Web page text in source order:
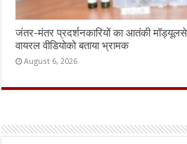
जंतर-मंतर प्रदर्शनकारियों का आतंकी
वायरल वीडियोको बताया भ्रामक
August 6, 2026